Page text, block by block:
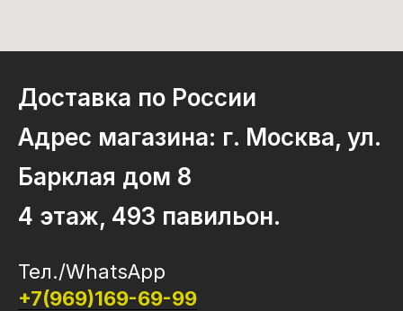
Доставка по России
Адрес магазина: г. Москва, ул.
Барклая дом 8
4 этаж, 493 павильон.
Тел./WhatsApp
+7(969)169-69-99